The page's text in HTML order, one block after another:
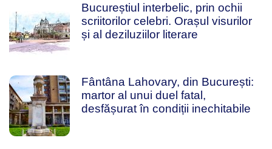
Bucureștiul interbelic, prin ochii
scriitorilor celebri. Orașul visurilor
și al deziluziilor literare
Fântâna Lahovary, din București:
martor al unui duel fatal,
desfășurat în condiții inechitabile